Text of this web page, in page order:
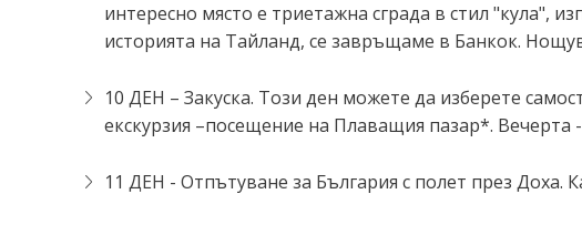
интересно място е триетажна сграда в стил "кула",
историята на Тайланд, се завръщаме в Банкок.
10 ДЕН – Закуска. Този ден можете да изберете
екскурзия –посещение на Плаващия пазар*. Вечерта
11 ДЕН - Отпътуване за България с полет през Доха.